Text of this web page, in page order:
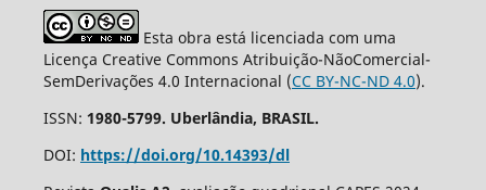
Esta obra está licenciada com uma
Licença Creative Commons Atribuição-NãoComercial-
SemDerivações 4.0 Internacional (CC BY-NC-ND 4.0).
ISSN: 1980-5799. Uberlândia, BRASIL.
DOI: https://doi.org/10.14393/dl